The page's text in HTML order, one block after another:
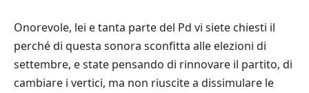
Onorevole, lei e tanta parte del Pd vi siete chiesti il
perché di questa sonora sconfitta alle elezioni di
settembre, e state pensando di rinnovare il partito, di
cambiare i vertici, ma non riuscite a dissimulare le